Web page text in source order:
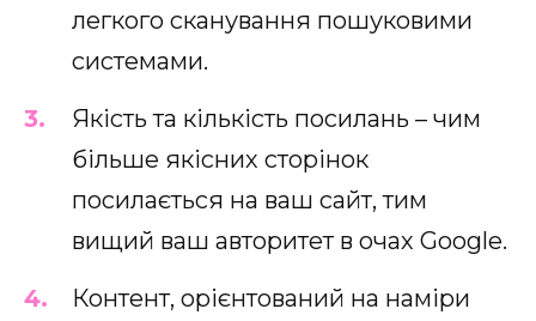
легкого сканування пошуковими
системами.
Якість та кількість посилань – чим
більше якісних сторінок
посилається на ваш сайт, тим
вищий ваш авторитет в очах Google.
Контент, орієнтований на наміри